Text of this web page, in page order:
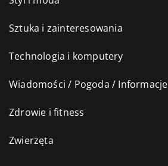
Sztuka i zainteresowania
Technologia i komputery
Wiadomości / Pogoda / Informacje
Zdrowie i fitness
Zwierzęta